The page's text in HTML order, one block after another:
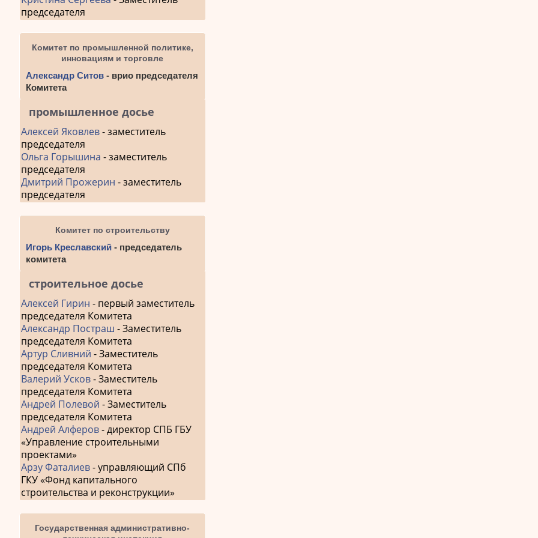
председателя
Комитет по промышленной политике,
инновациям и торговле
Александр Ситов - врио председателя
Комитета
промышленное досье
Алексей Яковлев- заместитель
председателя
Ольга Горышина - заместитель
председателя
Дмитрий Прожерин - заместитель
председателя
Комитет по строительству
Игорь Креславский - председатель
комитета
строительное досье
Алексей Гирин - первый заместитель
председателя Комитета
Александр Постраш - Заместитель
председателя Комитета
Артур Сливний - Заместитель
председателя Комитета
Валерий Усков- Заместитель
председателя Комитета
Андрей Полевой - Заместитель
председателя Комитета
Андрей Алферов- директор СПБ ГБУ
«Управление строительными
проектами»
Арзу Фаталиев- управляющий СПб
ГКУ «Фонд капитального
строительства и реконструкции»
Государственная административно-